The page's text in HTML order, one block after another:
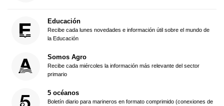
Educación
Recibe cada lunes novedades e información útil sobre el mundo de
la Educación
Somos Agro
Recibe cada miércoles la información más relevante del sector
primario
5 océanos
Boletín diario para marineros en formato comprimido (conexiones de